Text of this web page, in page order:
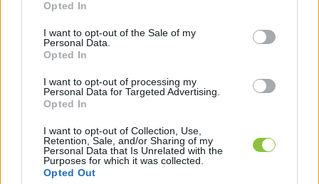
use your data for below specified purposes in below Google
consent section.
Opted In
I want to opt-out of the Sale of my
Personal Data.
Opted In
I want to opt-out of processing my
Personal Data for Targeted Advertising.
Opted In
I want to opt-out of Collection, Use,
Retention, Sale, and/or Sharing of my
Personal Data that Is Unrelated with the
Purposes for which it was collected.
Opted Out
lévő lakásból engedik le vödrökben az
építési hulladékot, majd a hulladéktárolóba
öntik.
Az adatgyűjtésnek és a kamerák felvételeinek
feltételezett elkövetők beazonosítása.
A felújítás alatt álló ingatlan tulajdonosa